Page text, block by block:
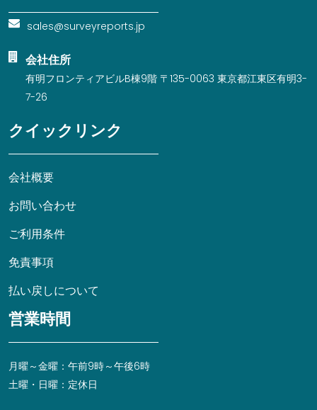
sales@surveyreports.jp
会社住所
有明フロンティアビルB棟9階 〒135-0063 東京都江東区有明3-
7-26
クイックリンク
会社概要
お問い合わせ
ご利用条件
免責事項
払い戻しについて
営業時間
月曜～金曜：午前9時～午後6時
土曜・日曜：定休日